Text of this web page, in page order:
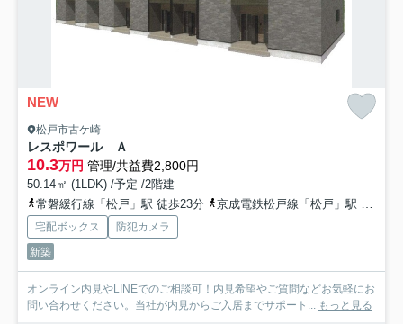
NEW
松戸市古ケ崎
レスポワール Ａ
10.3万円 管理/共益費2,800円
50.14㎡ (1LDK) /予定 /2階建
常磐緩行線「松戸」駅 徒歩23分
京成電鉄松戸線「松戸」駅 徒歩23分
宅配ボックス
防犯カメラ
新築
オンライン内見やLINEでのご相談可！内見希望やご質問などお気軽にお
問い合わせください。当社が内見からご入居までサポート... もっと見る